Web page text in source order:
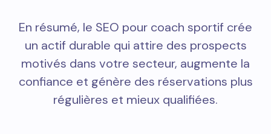
En résumé, le SEO pour coach sportif crée
un actif durable qui attire des prospects
motivés dans votre secteur, augmente la
confiance et génère des réservations plus
régulières et mieux qualifiées.